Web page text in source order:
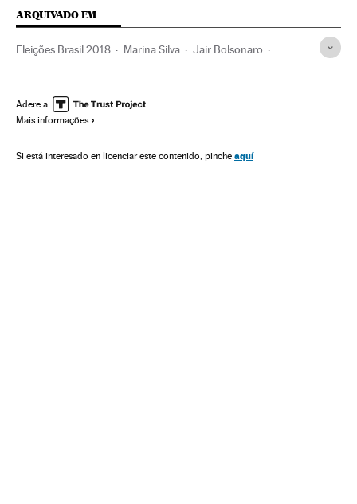
ARQUIVADO EM
Eleições Brasil 2018 Marina Silva Jair Bolsonaro
Atos eleitorais Geraldo Alckmin
Governos estaduais
Política Administração pública Eleições 2018
Adere a
Mais informações
Si está interesado en licenciar este contenido, pinche aquí